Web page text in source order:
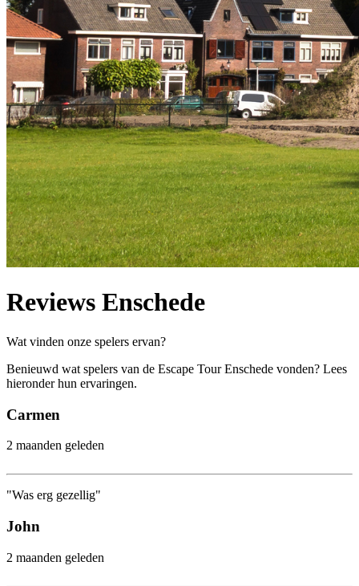
Reviews Enschede
Wat vinden onze spelers ervan?
Benieuwd wat spelers van de Escape Tour Enschede vonden? Lees
hieronder hun ervaringen.
Carmen
2 maanden geleden
"Was erg gezellig"
John
2 maanden geleden